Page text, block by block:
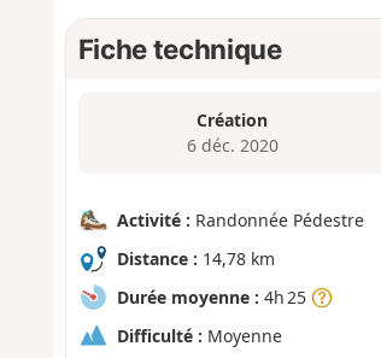
Fiche technique
Création
6 déc. 2020
Activité : Randonnée Pédestre
Distance : 14,78 km
Durée moyenne : 4h 25
Difficulté : Moyenne